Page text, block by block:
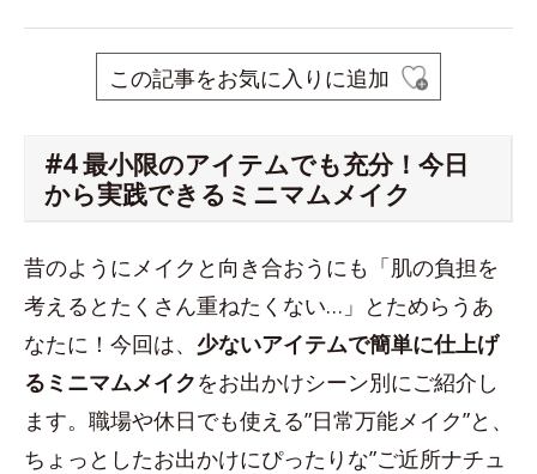
この記事をお気に入りに追加
#4 最小限のアイテムでも充分！今日
から実践できるミニマムメイク
昔のようにメイクと向き合おうにも「肌の負担を
考えるとたくさん重ねたくない…」とためらうあ
なたに！今回は、 少ないアイテムで簡単に仕上げ
るミニマムメイクをお出かけシーン別にご紹介し
ます。職場や休日でも使える”日常万能メイク”と、
ちょっとしたお出かけにぴったりな”ご近所ナチュ